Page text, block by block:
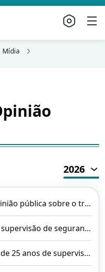
Mídia
2026
transporte de baterias de lítio no transporte aéreo
operacional da Autoridade de Aviação Civil
da aviação civil e marcos importantes no desenvolvimento do Aeroporto Internacional de Macau